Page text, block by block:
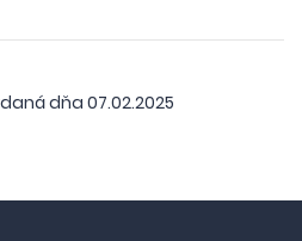
dňa 07.02.2025